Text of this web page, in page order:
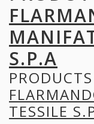
S.P.A
TESSILE